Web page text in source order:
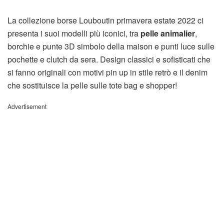
La collezione borse Louboutin primavera estate 2022 ci
presenta i suoi modelli più iconici, tra pelle animalier,
borchie e punte 3D simbolo della maison e punti luce sulle
pochette e clutch da sera. Design classici e sofisticati che
si fanno originali con motivi pin up in stile retrò e il denim
che sostituisce la pelle sulle tote bag e shopper!
Advertisement